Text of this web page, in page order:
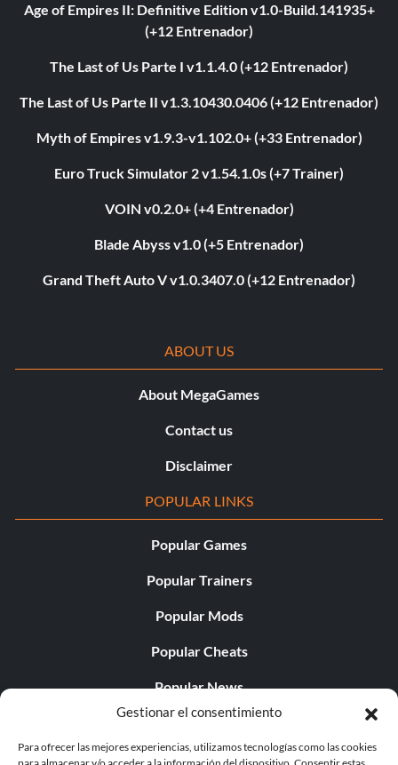
Gestionar el consentimiento
Para ofrecer las mejores experiencias, utilizamos tecnologías como las cookies
Age of Empires II: Definitive Edition v1.0-Build.141935+
(+12 Entrenador)
The Last of Us Parte I v1.1.4.0 (+12 Entrenador)
The Last of Us Parte II v1.3.10430.0406 (+12 Entrenador)
Myth of Empires v1.9.3-v1.102.0+ (+33 Entrenador)
Euro Truck Simulator 2 v1.54.1.0s (+7 Trainer)
VOIN v0.2.0+ (+4 Entrenador)
Blade Abyss v1.0 (+5 Entrenador)
Grand Theft Auto V v1.0.3407.0 (+12 Entrenador)
ABOUT US
About MegaGames
Contact us
Disclaimer
POPULAR LINKS
Popular Games
Popular Trainers
Popular Mods
Popular Cheats
Popular News
Popular Editorials
Popular Free Games